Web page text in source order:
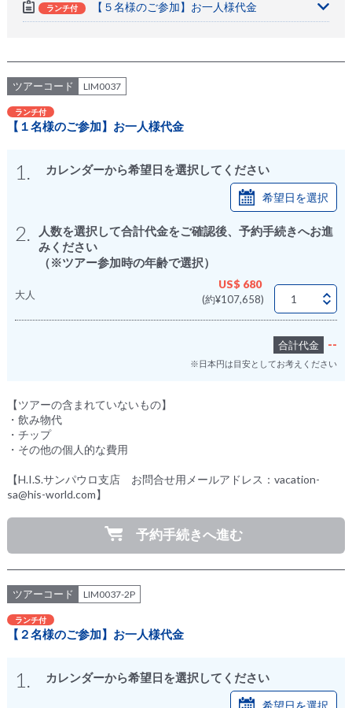
ランチ付 【５名様のご参加】お一人様代金
ツアーコード LIM0037
ランチ付
【１名様のご参加】お一人様代金
1. カレンダーから希望日を選択してください
希望日を選択
2.
人数を選択して合計代金をご確認後、予約手続きへお進
みください
（※ツアー参加時の年齢で選択）
大人
US$ 680
(約¥107,658)
合計代金 --
※日本円は目安としてお考えください
【ツアーの含まれていないもの】
・飲み物代
・チップ
・その他の個人的な費用
【H.I.S.サンパウロ支店 お問合せ用メールアドレス：vacation-
sa@his-world.com】
予約手続きへ進む
ツアーコード LIM0037-2P
ランチ付
【２名様のご参加】お一人様代金
1. カレンダーから希望日を選択してください